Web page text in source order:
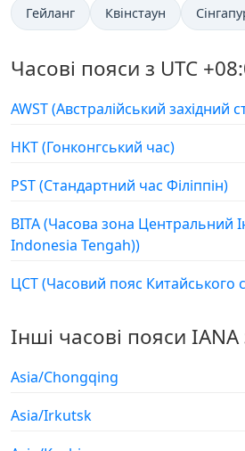
Гейланг Квінстаун
Часові пояси з UTC
AWST (Австралійський західний
HKT (Гонконгський час)
PST (Стандартний час Філіппін)
ВІТА (Часова зона Центральний
Indonesia Tengah))
ЦСТ (Часовий пояс Китайського
Інші часові пояси IANA
Asia/Chongqing
Asia/Irkutsk